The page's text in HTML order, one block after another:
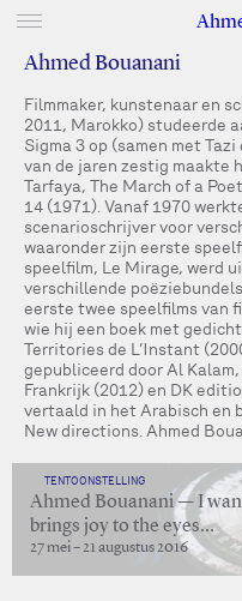
Ahmed Bouanani
Filmmaker, kunstenaar en
2011, Marokko) studeerde
Sigma 3 op (samen met
van de jaren zestig maakte
Tarfaya, The March of a
14 (1971). Vanaf 1970
scenarioschrijver voor
waaronder zijn eerste
speelfilm, Le Mirage, werd
verschillende
eerste twee speelfilms van
wie hij een boek met
Territories de L’Instant
gepubliceerd door Al
Frankrijk (2012) en DK
vertaald in het Arabisch en
New directions. Ahmed
TENTOONSTELLING
Ahmed Bouanani — I
brings joy to the eyes…
27 mei – 21 augustus 2016